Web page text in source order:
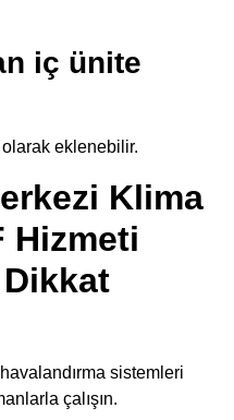
iç ünite
eklenebilir.
Klima
Hizmeti
Dikkat
sistemleri
çalışın.